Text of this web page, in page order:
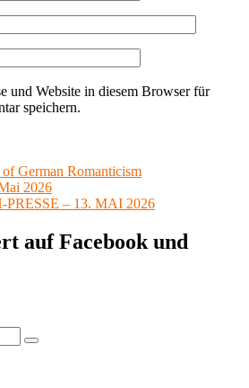
und Website in diesem Browser für
speichern.
German Romanticism
2026
– 13. MAI 2026
auf Facebook und
Suchen